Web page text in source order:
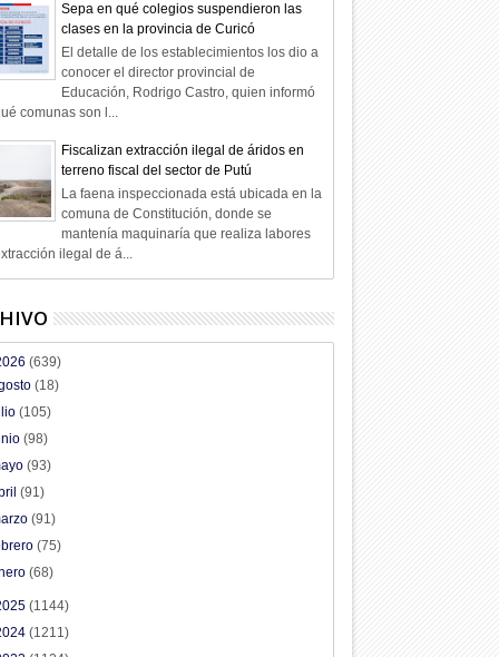
Sepa en qué colegios suspendieron las
clases en la provincia de Curicó
El detalle de los establecimientos los dio a
conocer el director provincial de
Educación, Rodrigo Castro, quien informó
comunas son l...
Fiscalizan extracción ilegal de áridos en
terreno fiscal del sector de Putú
La faena inspeccionada está ubicada en la
comuna de Constitución, donde se
mantenía maquinaría que realiza labores
ilegal de á...
(639)
(18)
(105)
(98)
(93)
(91)
(91)
(75)
(68)
(1144)
(1211)